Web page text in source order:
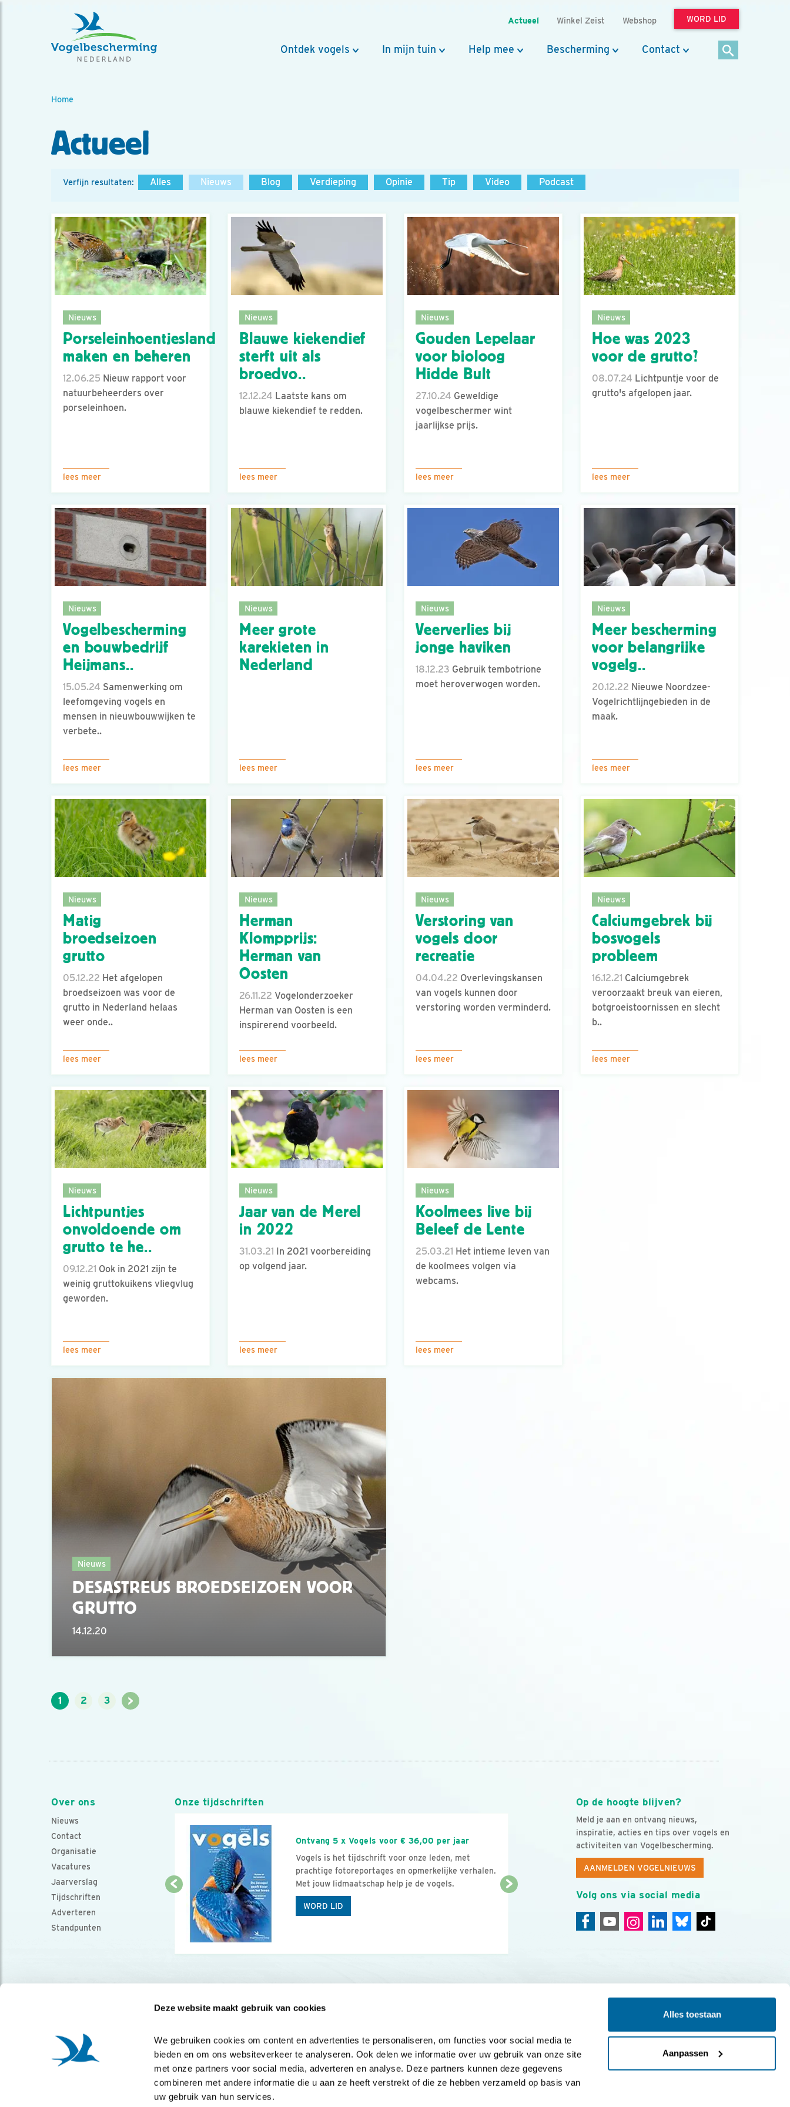
Deze website maakt gebruik van cookies
We gebruiken cookies om content en advertenties te personaliseren, om functies voor social media te
bieden en om ons websiteverkeer te analyseren. Ook delen we informatie over uw gebruik van onze site
met onze partners voor social media, adverteren en analyse. Deze partners kunnen deze gegevens
combineren met andere informatie die u aan ze heeft verstrekt of die ze hebben verzameld op basis van
uw gebruik van hun services.
Alles toestaan
Aanpassen
Actueel Winkel Zeist Webshop WORD LID
Ontdek vogels In mijn tuin Help mee Bescherming Contact
Home
Actueel
Verfijn resultaten: Alles Nieuws Blog Verdieping Opinie Tip Video Podcast
Nieuws
Porseleinhoentjesland
maken en beheren
12.06.25 Nieuw rapport voor
natuurbeheerders over
porseleinhoen.
lees meer
Nieuws
Blauwe kiekendief
sterft uit als
broedvo..
12.12.24 Laatste kans om
blauwe kiekendief te redden.
lees meer
Nieuws
Gouden Lepelaar
voor bioloog
Hidde Bult
27.10.24 Geweldige
vogelbeschermer wint
jaarlijkse prijs.
lees meer
Nieuws
Hoe was 2023
voor de grutto?
08.07.24 Lichtpuntje voor de
grutto's afgelopen jaar.
lees meer
Nieuws
Vogelbescherming
en bouwbedrijf
Heijmans..
15.05.24 Samenwerking om
leefomgeving vogels en
mensen in nieuwbouwwijken te
verbete..
lees meer
Nieuws
Meer grote
karekieten in
Nederland
lees meer
Nieuws
Veerverlies bij
jonge haviken
18.12.23 Gebruik tembotrione
moet heroverwogen worden.
lees meer
Nieuws
Meer bescherming
voor belangrijke
vogelg..
20.12.22 Nieuwe Noordzee-
Vogelrichtlijngebieden in de
maak.
lees meer
Nieuws
Matig
broedseizoen
grutto
05.12.22 Het afgelopen
broedseizoen was voor de
grutto in Nederland helaas
weer onde..
lees meer
Nieuws
Herman
Klompprijs:
Herman van
Oosten
26.11.22 Vogelonderzoeker
Herman van Oosten is een
inspirerend voorbeeld.
lees meer
Nieuws
Verstoring van
vogels door
recreatie
04.04.22 Overlevingskansen
van vogels kunnen door
verstoring worden verminderd.
lees meer
Nieuws
Calciumgebrek bij
bosvogels
probleem
16.12.21 Calciumgebrek
veroorzaakt breuk van eieren,
botgroeistoornissen en slecht
b..
lees meer
Nieuws
Lichtpuntjes
onvoldoende om
grutto te he..
09.12.21 Ook in 2021 zijn te
weinig gruttokuikens vliegvlug
geworden.
lees meer
Nieuws
Jaar van de Merel
in 2022
31.03.21
In 2021 voorbereiding
op volgend jaar.
lees meer
Nieuws
Koolmees live bij
Beleef de Lente
25.03.21 Het intieme leven van
de koolmees volgen via
webcams.
lees meer
Nieuws
DESASTREUS BROEDSEIZOEN VOOR
GRUTTO
14.12.20
1 2 3 >
Over ons
Nieuws
Contact
Organisatie
Vacatures
Jaarverslag
Tijdschriften
Adverteren
Standpunten
Op de hoogte blijven?
Meld je aan en ontvang nieuws,
inspiratie, acties en tips over vogels en
activiteiten van Vogelbescherming.
AANMELDEN VOGELNIEUWS
Volg ons via social media
Onze tijdschriften
Ontvang 5 x Vogels voor € 36,00 per jaar
Vogels is het tijdschrift voor onze leden, met
prachtige fotoreportages en opmerkelijke verhalen.
Met jouw lidmaatschap help je de vogels.
WORD LID